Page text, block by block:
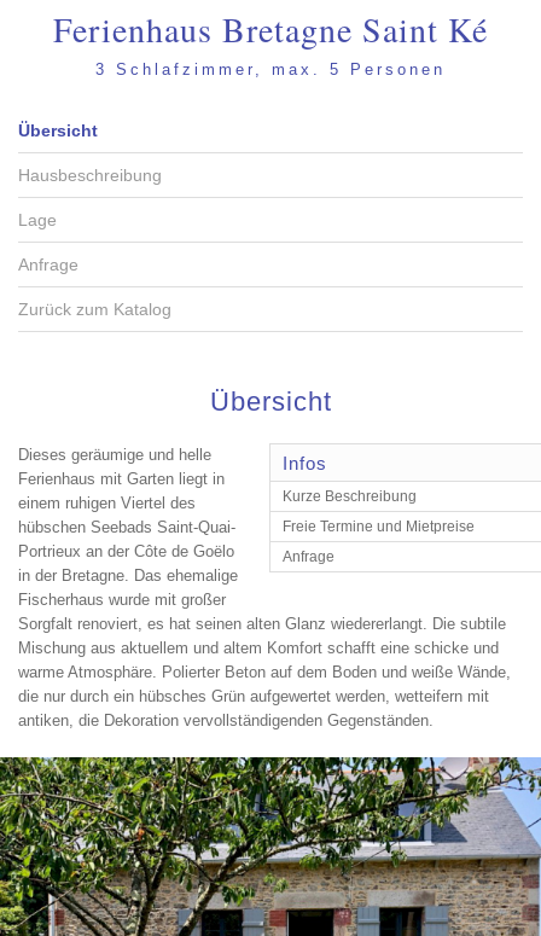
Ferienhaus Bretagne Saint Ké
3 Schlafzimmer, max. 5 Personen
Übersicht
Hausbeschreibung
Lage
Anfrage
Zurück zum Katalog
Übersicht
Infos
Kurze Beschreibung
Freie Termine und Mietpreise
Anfrage
Dieses geräumige und helle
Ferienhaus mit Garten liegt in
einem ruhigen Viertel des
hübschen Seebads Saint-Quai-
Portrieux an der Côte de Goëlo
in der Bretagne. Das ehemalige
Fischerhaus wurde mit großer
Sorgfalt renoviert, es hat seinen alten Glanz wiedererlangt. Die subtile
Mischung aus aktuellem und altem Komfort schafft eine schicke und
warme Atmosphäre. Polierter Beton auf dem Boden und weiße Wände,
die nur durch ein hübsches Grün aufgewertet werden, wetteifern mit
antiken, die Dekoration vervollständigenden Gegenständen.